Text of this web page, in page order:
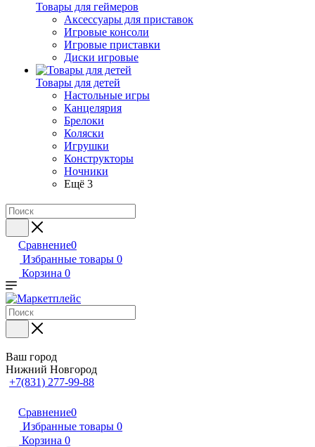
Товары для геймеров
Аксессуары для приставок
Игровые консоли
Игровые приставки
Диски игровые
Товары для детей
Настольные игры
Канцелярия
Брелоки
Коляски
Игрушки
Конструкторы
Ночники
Ещё 3
Сравнение0
Избранные товары 0
Корзина 0
Ваш город
Нижний Новгород
+7(831) 277-99-88
Сравнение0
Избранные товары 0
Корзина 0